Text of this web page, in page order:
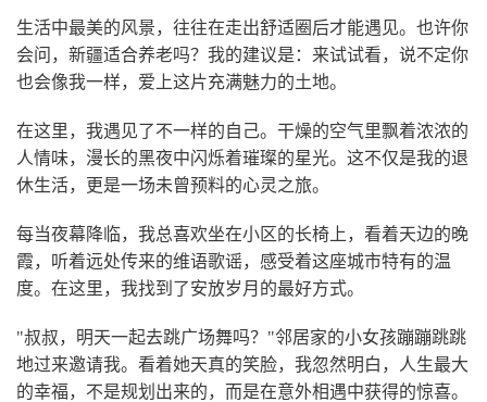
生活中最美的风景，往往在走出舒适圈后才能遇见。也许你
会问，新疆适合养老吗？我的建议是：来试试看，说不定你
也会像我一样，爱上这片充满魅力的土地。
在这里，我遇见了不一样的自己。干燥的空气里飘着浓浓的
人情味，漫长的黑夜中闪烁着璀璨的星光。这不仅是我的退
休生活，更是一场未曾预料的心灵之旅。
每当夜幕降临，我总喜欢坐在小区的长椅上，看着天边的晚
霞，听着远处传来的维语歌谣，感受着这座城市特有的温
度。在这里，我找到了安放岁月的最好方式。
"叔叔，明天一起去跳广场舞吗？"邻居家的小女孩蹦蹦跳跳
地过来邀请我。看着她天真的笑脸，我忽然明白，人生最大
的幸福，不是规划出来的，而是在意外相遇中获得的惊喜。